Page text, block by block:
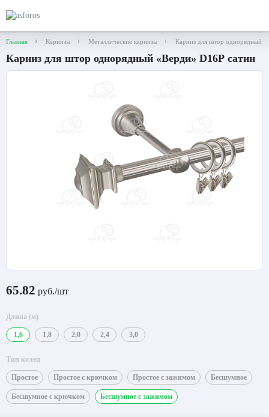
Главная Карнизы Металлические карнизы Карниз для штор однорядный
Карниз для штор однорядный «Верди» D16Р сатин
65.82 руб./шт
Длина (м)
1,6 1,8 2,0 2,4 3,0
Тип колец
Простое Простое с крючком Простое с зажимом Бесшумное
Бесшумное с крючком Бесшумное с зажимом